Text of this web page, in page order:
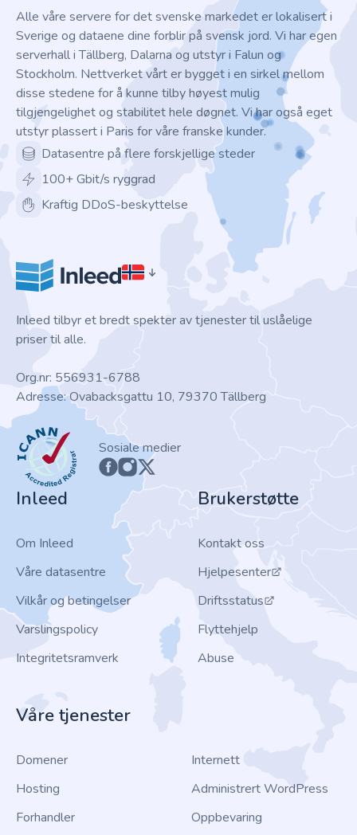
Alle våre servere for det svenske markedet er lokalisert i
Sverige og dataene dine forblir på svensk jord. Vi har egen
serverhall i Tällberg, Dalarna og utstyr i Falun og
Stockholm. Nettverket vårt er bygget i en sirkel mellom
disse stedene for å kunne tilby høyest mulig
tilgjengelighet og stabilitet hele døgnet. Vi har også eget
utstyr plassert i Paris for våre franske kunder.
Datasentre på flere forskjellige steder
100+ Gbit/s ryggrad
Kraftig DDoS-beskyttelse
Inleed tilbyr et bredt spekter av tjenester til uslåelige
priser til alle.
Org.nr: 556931-6788
Adresse: Ovabacksgattu 10, 79370 Tällberg
ICANN
Sosiale medier
Inleed
Om Inleed
Våre datasentre
Vilkår og betingelser
Varslingspolicy
Integritetsramverk
Brukerstøtte
Kontakt oss
Hjelpesenter
Driftsstatus
Flyttehjelp
Abuse
Våre tjenester
Domener
Hosting
Forhandler
Internett
Administrert WordPress
Oppbevaring